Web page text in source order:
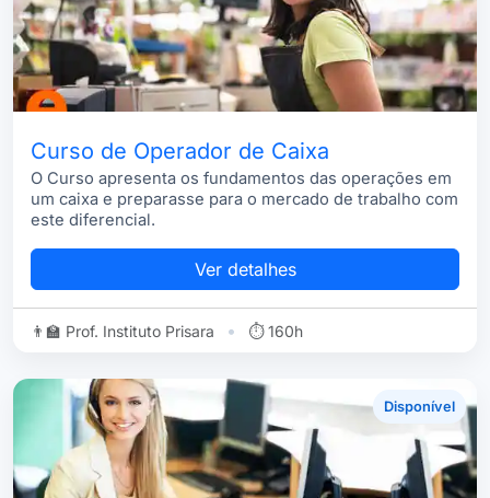
Curso de Operador de Caixa
O Curso apresenta os fundamentos das operações em
um caixa e preparasse para o mercado de trabalho com
este diferencial.
Ver detalhes
👨‍🏫 Prof. Instituto Prisara • ⏱ 160h
Disponível